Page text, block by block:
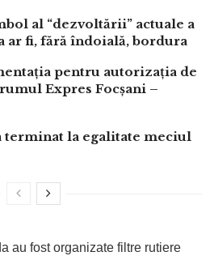
al “dezvoltării” actuale a
ar fi, fără îndoială, bordura
pentru autorizația de
Expres Focșani –
terminat la egalitate meciul
au fost organizate filtre rutiere